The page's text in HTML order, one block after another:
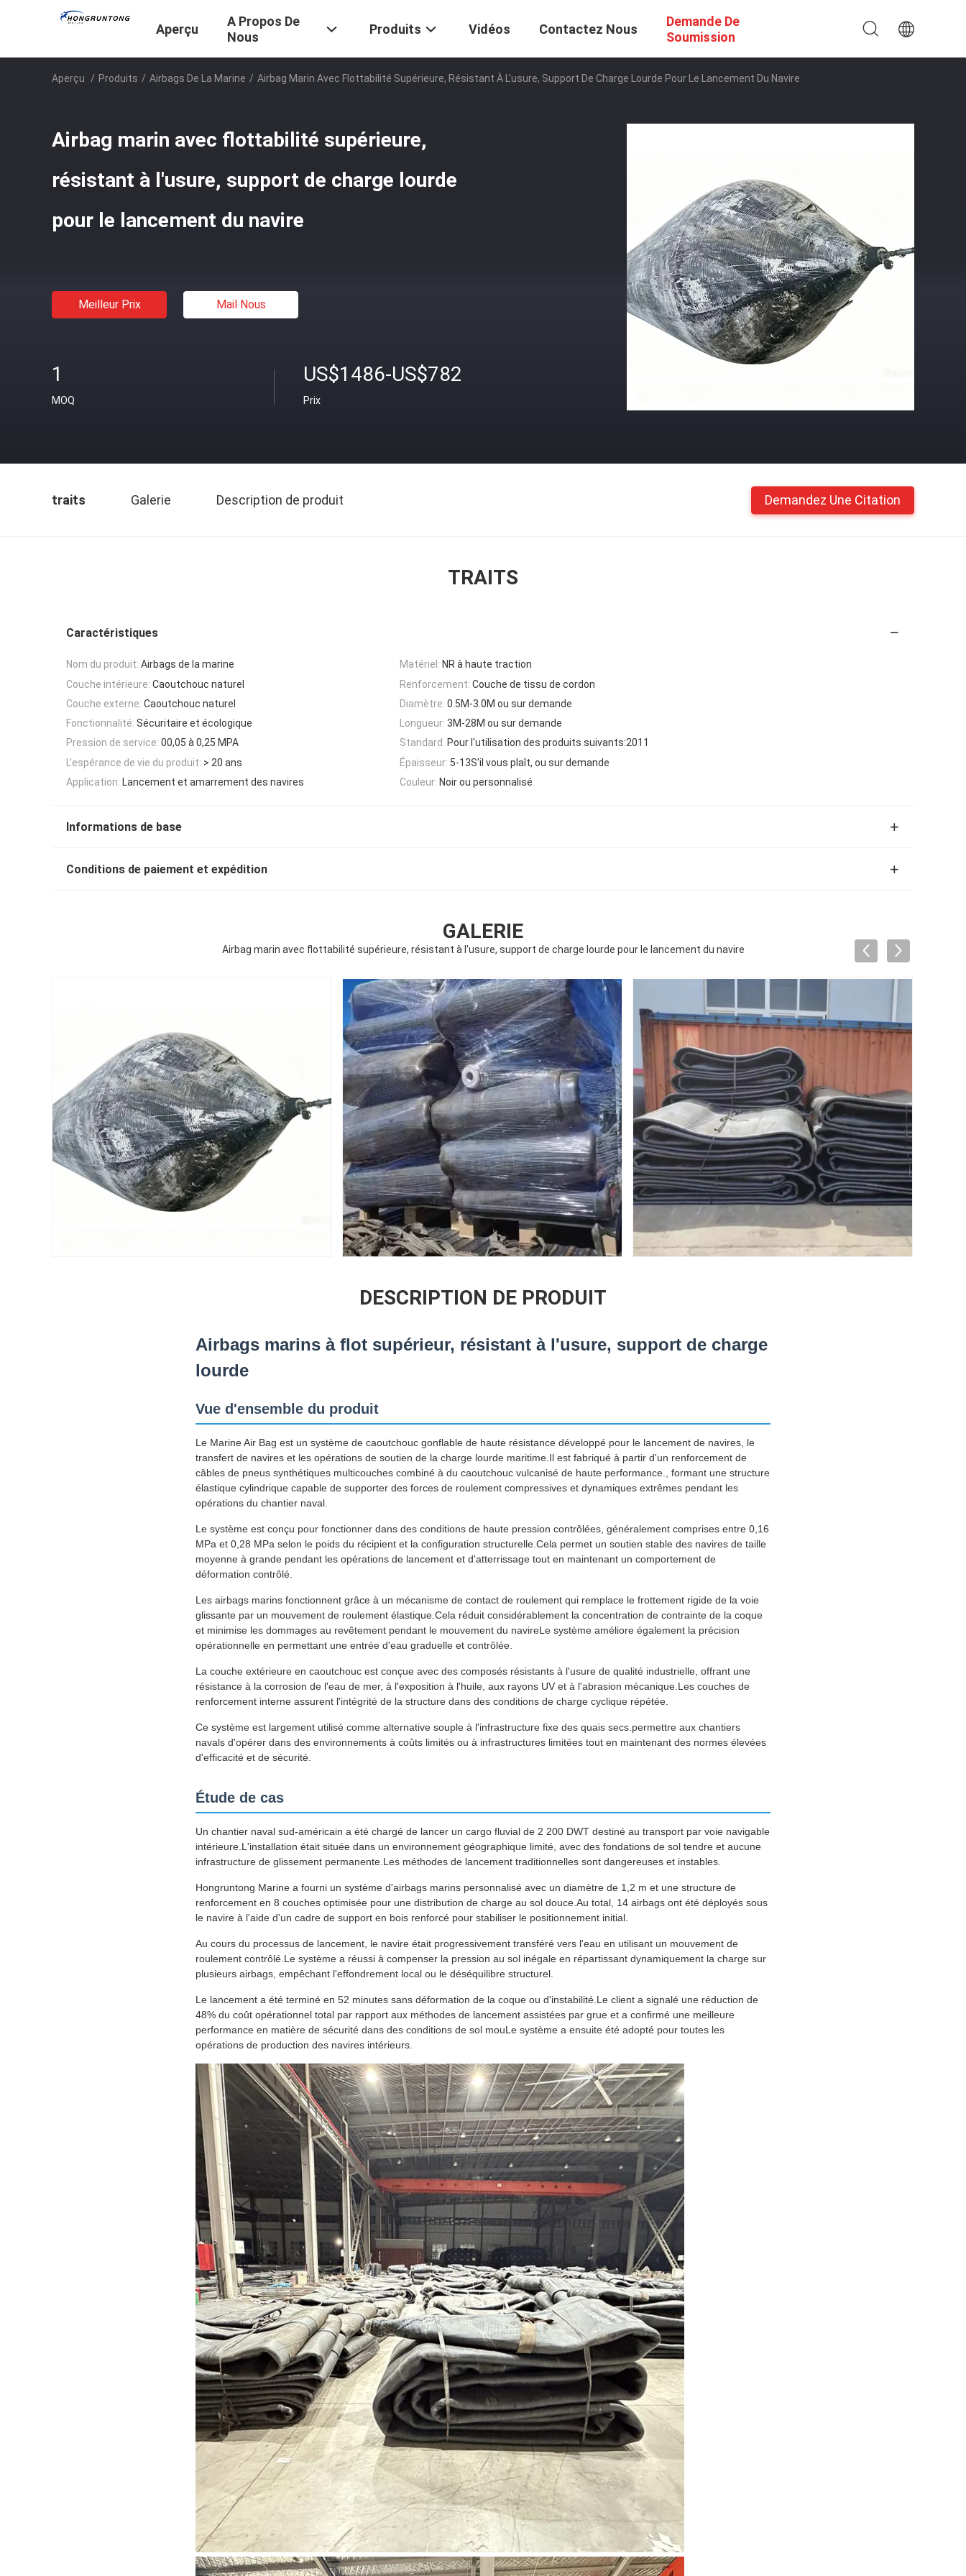
Aperçu
A Propos De
Nous
Produits Vidéos Contactez Nous
Demande De
Soumission
Aperçu / Produits / Airbags De La Marine / Airbag Marin Avec Flottabilité Supérieure, Résistant À L'usure, Support De Charge Lourde Pour Le Lancement Du Navire
Airbag marin avec flottabilité supérieure,
résistant à l'usure, support de charge lourde
pour le lancement du navire
Meilleur Prix Mail Nous
1
MOQ
US$1486-US$782
Prix
traits Galerie Description de produit Demandez Une Citation
TRAITS
Caractéristiques
Nom du produit: Airbags de la marine Matériel: NR à haute traction
Couche intérieure: Caoutchouc naturel Renforcement: Couche de tissu de cordon
Couche externe: Caoutchouc naturel Diamètre: 0.5M-3.0M ou sur demande
Fonctionnalité: Sécuritaire et écologique Longueur: 3M-28M ou sur demande
Pression de service: 00,05 à 0,25 MPA Standard: Pour l'utilisation des produits suivants:2011
L'espérance de vie du produit: > 20 ans Épaisseur: 5-13S'il vous plaît, ou sur demande
Application: Lancement et amarrement des navires Couleur: Noir ou personnalisé
Informations de base
Conditions de paiement et expédition
GALERIE
Airbag marin avec flottabilité supérieure, résistant à l'usure, support de charge lourde pour le lancement du navire
DESCRIPTION DE PRODUIT
Airbags marins à flot supérieur, résistant à l'usure, support de charge
lourde
Vue d'ensemble du produit
Le Marine Air Bag est un système de caoutchouc gonflable de haute résistance développé pour le lancement de navires, le
transfert de navires et les opérations de soutien de la charge lourde maritime.Il est fabriqué à partir d'un renforcement de
câbles de pneus synthétiques multicouches combiné à du caoutchouc vulcanisé de haute performance., formant une structure
élastique cylindrique capable de supporter des forces de roulement compressives et dynamiques extrêmes pendant les
opérations du chantier naval.
Le système est conçu pour fonctionner dans des conditions de haute pression contrôlées, généralement comprises entre 0,16
MPa et 0,28 MPa selon le poids du récipient et la configuration structurelle.Cela permet un soutien stable des navires de taille
moyenne à grande pendant les opérations de lancement et d'atterrissage tout en maintenant un comportement de
déformation contrôlé.
Les airbags marins fonctionnent grâce à un mécanisme de contact de roulement qui remplace le frottement rigide de la voie
glissante par un mouvement de roulement élastique.Cela réduit considérablement la concentration de contrainte de la coque
et minimise les dommages au revêtement pendant le mouvement du navireLe système améliore également la précision
opérationnelle en permettant une entrée d'eau graduelle et contrôlée.
La couche extérieure en caoutchouc est conçue avec des composés résistants à l'usure de qualité industrielle, offrant une
résistance à la corrosion de l'eau de mer, à l'exposition à l'huile, aux rayons UV et à l'abrasion mécanique.Les couches de
renforcement interne assurent l'intégrité de la structure dans des conditions de charge cyclique répétée.
Ce système est largement utilisé comme alternative souple à l'infrastructure fixe des quais secs.permettre aux chantiers
navals d'opérer dans des environnements à coûts limités ou à infrastructures limitées tout en maintenant des normes élevées
d'efficacité et de sécurité.
Étude de cas
Un chantier naval sud-américain a été chargé de lancer un cargo fluvial de 2 200 DWT destiné au transport par voie navigable
intérieure.L'installation était située dans un environnement géographique limité, avec des fondations de sol tendre et aucune
infrastructure de glissement permanente.Les méthodes de lancement traditionnelles sont dangereuses et instables.
Hongruntong Marine a fourni un système d'airbags marins personnalisé avec un diamètre de 1,2 m et une structure de
renforcement en 8 couches optimisée pour une distribution de charge au sol douce.Au total, 14 airbags ont été déployés sous
le navire à l'aide d'un cadre de support en bois renforcé pour stabiliser le positionnement initial.
Au cours du processus de lancement, le navire était progressivement transféré vers l'eau en utilisant un mouvement de
roulement contrôlé.Le système a réussi à compenser la pression au sol inégale en répartissant dynamiquement la charge sur
plusieurs airbags, empêchant l'effondrement local ou le déséquilibre structurel.
Le lancement a été terminé en 52 minutes sans déformation de la coque ou d'instabilité.Le client a signalé une réduction de
48% du coût opérationnel total par rapport aux méthodes de lancement assistées par grue et a confirmé une meilleure
performance en matière de sécurité dans des conditions de sol mouLe système a ensuite été adopté pour toutes les
opérations de production des navires intérieurs.